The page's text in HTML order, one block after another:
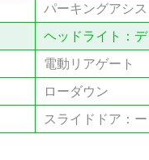
パーキングアシス
ヘッドライト：
電動リアゲート
ローダウン
スライドドア：ー